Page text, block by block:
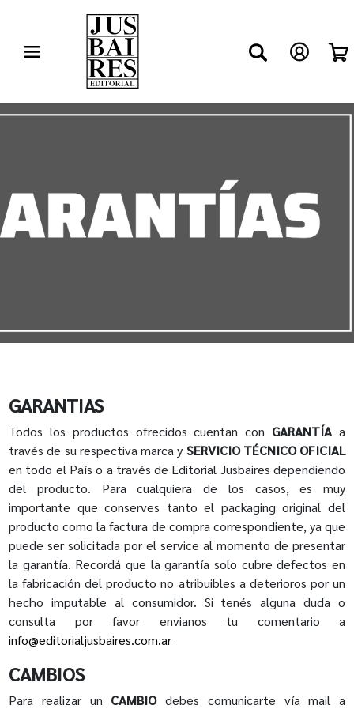
GARANTIAS
Todos los productos ofrecidos cuentan con GARANTÍA a
través de su respectiva marca y SERVICIO TÉCNICO OFICIAL
en todo el País o a través de Editorial Jusbaires dependiendo
del producto. Para cualquiera de los casos, es muy
importante que conserves tanto el packaging original del
producto como la factura de compra correspondiente, ya que
puede ser solicitada por el service al momento de presentar
la garantía. Recordá que la garantía solo cubre defectos en
la fabricación del producto no atribuibles a deterioros por un
hecho imputable al consumidor. Si tenés alguna duda o
consulta por favor envianos tu comentario a
info@editorialjusbaires.com.ar
CAMBIOS
Para realizar un CAMBIOdebes comunicarte vía mail a